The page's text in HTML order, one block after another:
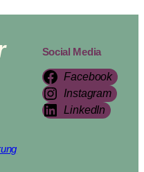
Social Media
Facebook
Instagram
LinkedIn